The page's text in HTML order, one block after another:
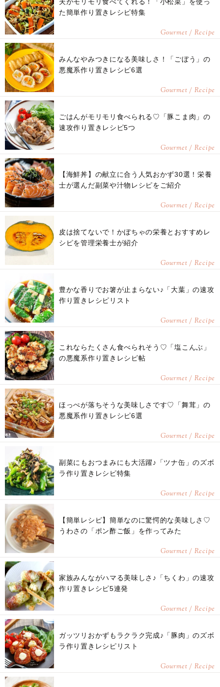
た簡単作り置きレシピ特集
Gourmet / Recipe
みんなやみつきになる美味しさ！「ごぼう」の
悪魔系作り置きレシピ6選
Gourmet / Recipe
ごはんがモリモリ食べられる♡「豚こま肉」の
速攻作り置きレシピ5つ
Gourmet / Recipe
【海鮮丼】の献立に合う人気おかず30選！栄養
士が選んだ副菜や汁物レシピをご紹介
Gourmet / Recipe
皮は捨てないで！かぼちゃの栄養とおすすめレ
シピを管理栄養士が紹介
Gourmet / Recipe
豊かな香りでお箸が止まらない♪「大葉」の速攻
作り置きレシピリスト
Gourmet / Recipe
これならたくさん食べられそう♡「塩こんぶ」
の悪魔系作り置きレシピ帖
Gourmet / Recipe
ほっぺが落ちそうな美味しさです♡「舞茸」の
悪魔系作り置きレシピ6選
Gourmet / Recipe
副菜にもおつまみにも大活躍♪「ツナ缶」のズボ
ラ作り置きレシピ特集
Gourmet / Recipe
【簡単レシピ】簡単なのに驚愕的な美味しさ♡
うわさの「ポン酢ご飯」を作ってみた
Gourmet / Recipe
家族みんながハマる美味しさ♪「ちくわ」の速攻
作り置きレシピ5連発
Gourmet / Recipe
ガッツリおかずもラクラク完成♪「豚肉」のズボ
ラ作り置きレシピリスト
Gourmet / Recipe